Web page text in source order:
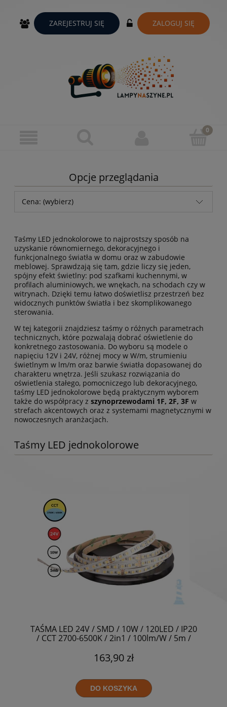
ZAREJESTRUJ SIĘ ZALOGUJ SIĘ
Opcje przeglądania
Cena: (wybierz)
Taśmy LED jednokolorowe to najprostszy sposób na
uzyskanie równomiernego, dekoracyjnego i
funkcjonalnego światła w domu oraz w zabudowie
meblowej. Sprawdzają się tam, gdzie liczy się jeden,
spójny efekt świetlny: pod szafkami kuchennymi, w
profilach aluminiowych, we wnękach, na schodach czy w
witrynach. Dzięki temu łatwo doświetlisz przestrzeń bez
widocznych punktów światła i bez skomplikowanego
sterowania.
W tej kategorii znajdziesz taśmy o różnych parametrach
technicznych, które pozwalają dobrać oświetlenie do
konkretnego zastosowania. Do wyboru są modele o
napięciu 12V i 24V, różnej mocy w W/m, strumieniu
świetlnym w lm/m oraz barwie światła dopasowanej do
charakteru wnętrza. Jeśli szukasz rozwiązania do
oświetlenia stałego, pomocniczego lub dekoracyjnego,
taśmy LED jednokolorowe będą praktycznym wyborem
także do współpracy z szynoprzewodami 1F, 2F, 3F w
strefach akcentowych oraz z systemami magnetycznymi w
nowoczesnych aranżacjach.
Taśmy LED jednokolorowe
TAŚMA LED 24V / SMD / 10W / 120LED / IP20
/ CCT 2700-6500K / 2in1 / 100lm/W / 5m /
163,90 zł
DO KOSZYKA